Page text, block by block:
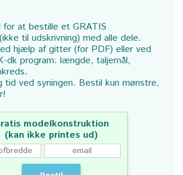
for at bestille et GRATIS
til udskrivning) med alle dele.
hjælp af gitter (for PDF) eller ved
dk program: længde, taljemål,
tid ved syningen. Bestil kun mønstre,
modelkonstruktion
(kan ikke printes ud)